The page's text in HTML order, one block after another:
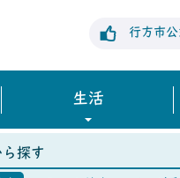
行方市
生活
探す